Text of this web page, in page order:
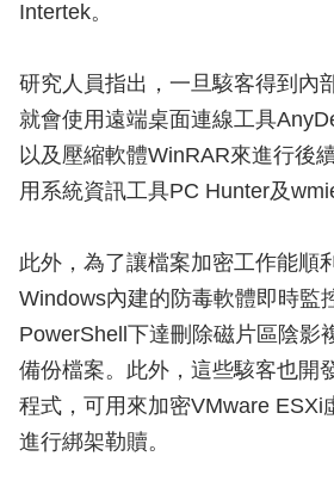
Intertek。
研究人員指出，一旦駭客得到內
就會使用遠端桌面連線工具
以及壓縮軟體WinRAR來進行後
用系統資訊工具PC Hunter及
此外，為了讓檔案加密工作能順
Windows內建的防毒軟體即時監
PowerShell下達刪除磁片區陰影
備份檔案。此外，這些駭客也開
程式，可用來加密VMware ESXi
進行綁架勒贖。